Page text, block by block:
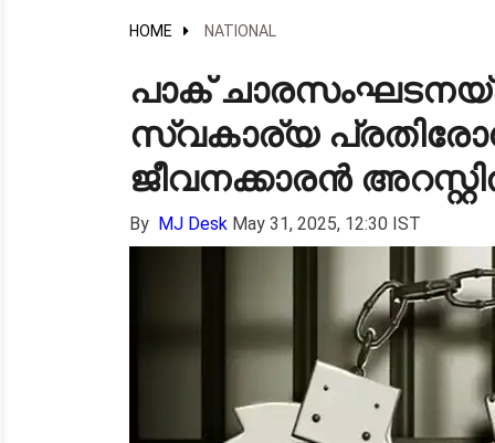
HOME NATIONAL
പാക്
സ്വകാര്യ
ജീവനക്കാരൻ
By MJ Desk May 31, 2025, 12:30 IST